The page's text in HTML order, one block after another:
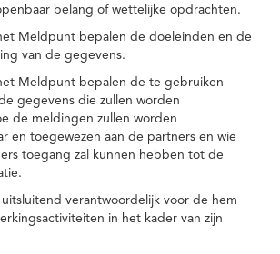
belang of wettelijke opdrachten.
Meldpunt bepalen de doeleinden en de
van de gegevens.
Meldpunt bepalen de te gebruiken
gegevens die zullen worden
de meldingen zullen worden
en toegewezen aan de partners en wie
toegang zal kunnen hebben tot de
verantwoordelijk voor de hem
in het kader van zijn